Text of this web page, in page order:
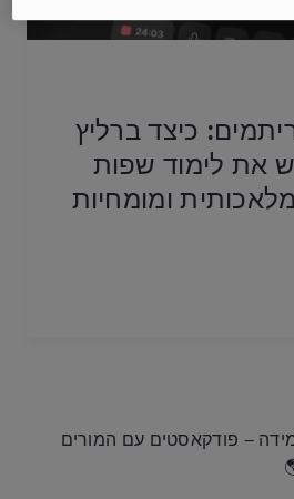
כיצד ברליץ
את לימוד שפות
ומומחיות
– פודקאסטים עם המורים